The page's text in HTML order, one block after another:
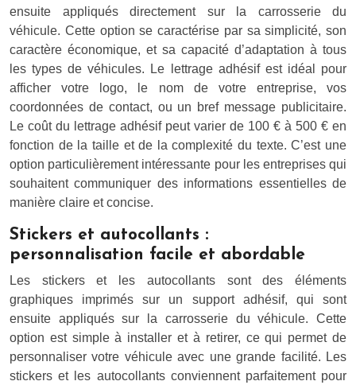
ensuite appliqués directement sur la carrosserie du
véhicule. Cette option se caractérise par sa simplicité, son
caractère économique, et sa capacité d’adaptation à tous
les types de véhicules. Le lettrage adhésif est idéal pour
afficher votre logo, le nom de votre entreprise, vos
coordonnées de contact, ou un bref message publicitaire.
Le coût du lettrage adhésif peut varier de 100 € à 500 € en
fonction de la taille et de la complexité du texte. C’est une
option particulièrement intéressante pour les entreprises qui
souhaitent communiquer des informations essentielles de
manière claire et concise.
Stickers et autocollants :
personnalisation facile et abordable
Les stickers et les autocollants sont des éléments
graphiques imprimés sur un support adhésif, qui sont
ensuite appliqués sur la carrosserie du véhicule. Cette
option est simple à installer et à retirer, ce qui permet de
personnaliser votre véhicule avec une grande facilité. Les
stickers et les autocollants conviennent parfaitement pour